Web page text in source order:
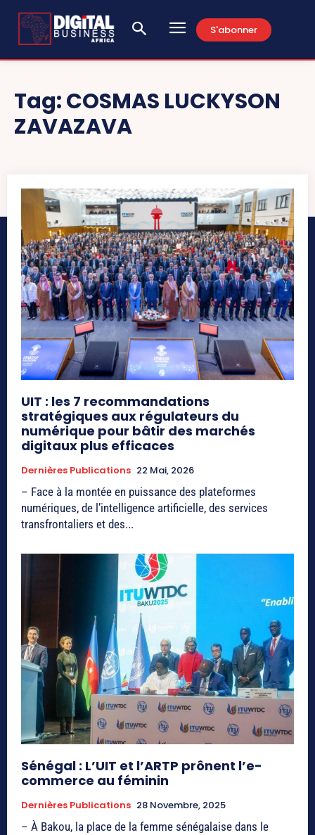
S'abonner
Tag:COSMAS LUCKYSON
ZAVAZAVA
UIT : les 7 recommandations
stratégiques aux régulateurs du
numérique pour bâtir des marchés
digitaux plus efficaces
Dernières Publications 22 Mai, 2026
– Face à la montée en puissance des plateformes
numériques, de l’intelligence artificielle, des services
transfrontaliers et des...
Sénégal : L’UIT et l’ARTP prônent l’e-
commerce au féminin
Dernières Publications 28 Novembre, 2025
– À Bakou, la place de la femme sénégalaise dans le